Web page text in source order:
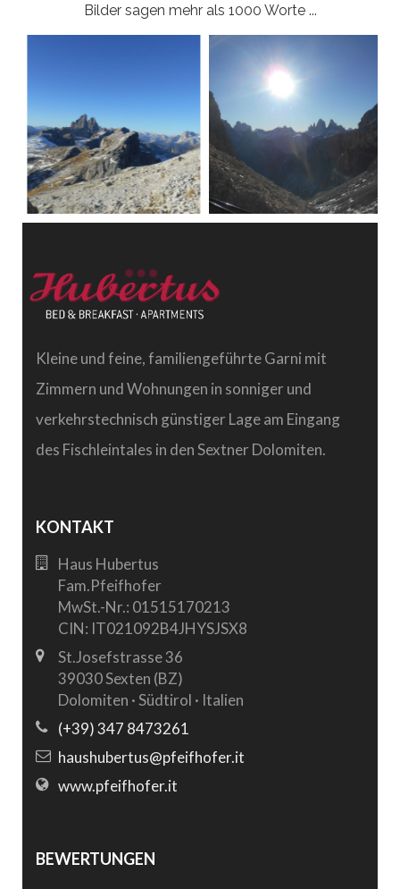
Bilder sagen mehr als 1000 Worte ...
Kleine und feine, familiengeführte Garni mit
Zimmern und Wohnungen in sonniger und
verkehrstechnisch günstiger Lage am Eingang
des Fischleintales in den Sextner Dolomiten.
KONTAKT
Haus Hubertus
Fam.Pfeifhofer
MwSt.-Nr.: 01515170213
CIN: IT021092B4JHYSJSX8
St.Josefstrasse 36
39030 Sexten (BZ)
Dolomiten · Südtirol · Italien
(+39) 347 8473261
haushubertus@pfeifhofer.it
www.pfeifhofer.it
BEWERTUNGEN